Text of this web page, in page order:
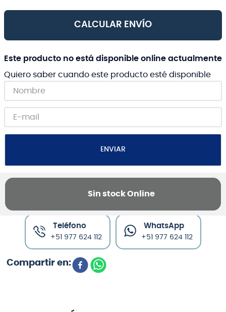
CALCULAR ENVÍO
Este producto no está disponible online actualmente
Quiero saber cuando este producto esté disponible
ENVIAR
Sin stock Online
Canales de venta y asesoría
Teléfono
+51 977 624 112
WhatsApp
+51 977 624 112